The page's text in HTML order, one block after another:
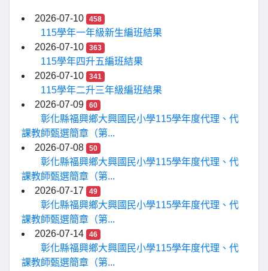
2026-07-10 458
115學年一年級新生編班結果
2026-07-10
363
115學年四升五編班結果
2026-07-10
341
115學年二升三年級編班結果
2026-07-09
60
彰化縣福興鄉大興國民小學115學年度代理、代
課教師甄選簡章（第...
2026-07-08
50
彰化縣福興鄉大興國民小學115學年度代理、代
課教師甄選簡章（第...
2026-07-17
49
彰化縣福興鄉大興國民小學115學年度代理、代
課教師甄選簡章（第...
2026-07-14
46
彰化縣福興鄉大興國民小學115學年度代理、代
課教師甄選簡章（第...